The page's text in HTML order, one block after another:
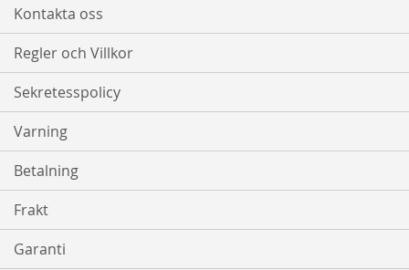
Kontakta oss
Regler och Villkor
Sekretesspolicy
Varning
Betalning
Frakt
Garanti